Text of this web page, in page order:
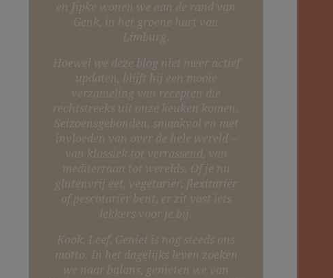
en Jipke wonen we aan de rand van
Genk, in het groene hart van
Limburg.
Hoewel we deze blog niet meer actief
updaten, blijft hij een mooie
verzameling van recepten die
rechtstreeks uit onze keuken komen.
Seizoensgebonden, smaakvol en met
invloeden van over de hele wereld –
van klassiek tot verrassend, van
mediterraan tot werelds. Of je nu
glutenvrij eet, vegetariër, flexitariër
of pescotariër bent, er zit vast iets
lekkers voor je bij.
Kook, Leef, Geniet is nog steeds ons
motto. In het dagelijks leven zoeken
we naar balans, genieten we van